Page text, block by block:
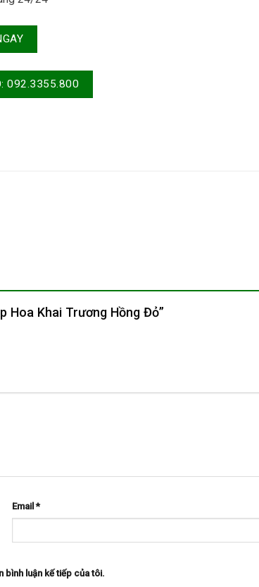
092.3355.800
Hoa Khai Trương Hồng Đỏ”
Email*
bình luận kế tiếp của tôi.